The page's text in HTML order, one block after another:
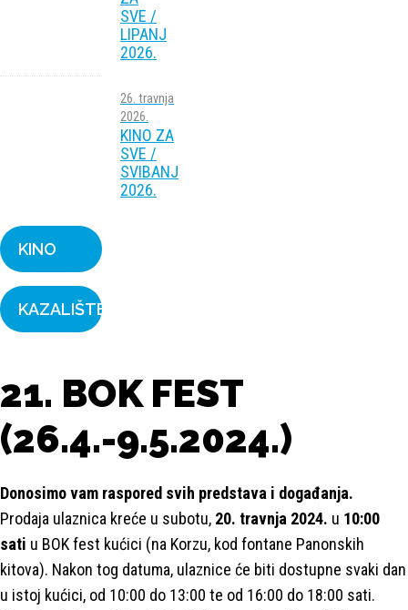
SVE /
LIPANJ
2026.
26. travnja
2026.
KINO ZA
SVE /
SVIBANJ
2026.
KINO
KAZALIŠTE
21. BOK FEST
(26.4.-9.5.2024.)
Donosimo vam raspored svih predstava i događanja.
Prodaja ulaznica kreće u subotu, 20. travnja 2024. u 10:00
sati u BOK fest kućici (na Korzu, kod fontane Panonskih
kitova). Nakon tog datuma, ulaznice će biti dostupne svaki dan
u istoj kućici, od 10:00 do 13:00 te od 16:00 do 18:00 sati.